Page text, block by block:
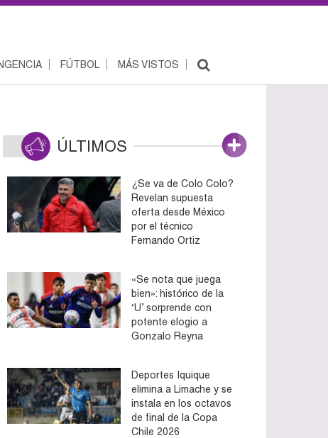
FÚTBOL MÁS VISTOS
ÚLTIMOS
¿Se va de Colo Colo?
Revelan supuesta
oferta desde México
por el técnico
Fernando Ortiz
«Se nota que juega
bien»: histórico de la
‘U’ sorprende con
potente elogio a
Gonzalo Reyna
Deportes Iquique
elimina a Limache y se
instala en los octavos
de final de la Copa
Chile 2026